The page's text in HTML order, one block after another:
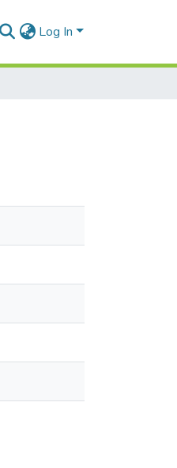
Log In